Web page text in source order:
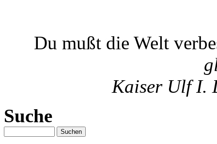
Du mußt die Welt
Kaiser Ulf I.
Suche